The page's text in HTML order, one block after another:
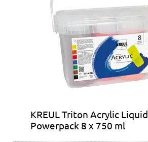
KREUL Triton Acrylic Liquid
Powerpack 8 x 750 ml